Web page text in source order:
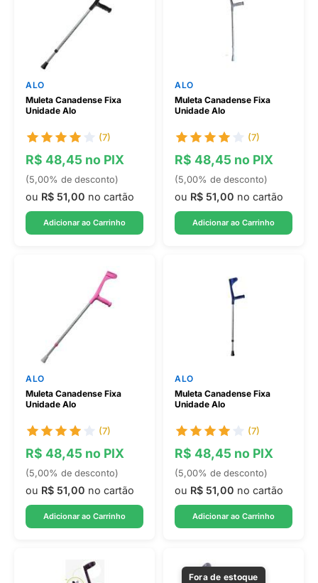
ALO
Muleta Canadense Fixa
Unidade Alo
(7)
R$ 48,45 no PIX
(5,00% de desconto)
ou R$ 51,00 no cartão
Adicionar ao Carrinho
ALO
Muleta Canadense Fixa
Unidade Alo
(7)
R$ 48,45 no PIX
(5,00% de desconto)
ou R$ 51,00 no cartão
Adicionar ao Carrinho
ALO
Muleta Canadense Fixa
Unidade Alo
(7)
R$ 48,45 no PIX
(5,00% de desconto)
ou R$ 51,00 no cartão
Adicionar ao Carrinho
ALO
Muleta Canadense Fixa
Unidade Alo
(7)
R$ 48,45 no PIX
(5,00% de desconto)
ou R$ 51,00 no cartão
Adicionar ao Carrinho
Fora de estoque